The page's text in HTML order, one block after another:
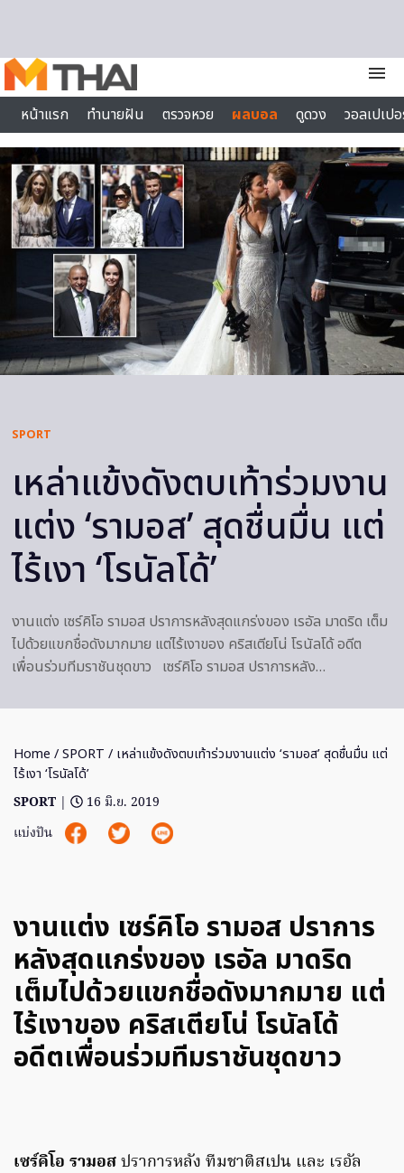
menu
หน้าแรก
ทำนายฝัน ตรวจหวย ผลบอล ดูดวง
วอลเปเป
ไลฟ์สไตล์
SPORT
เหล่าแข้งดังตบเท้าร่วมงาน
แต่ง ‘รามอส’ สุดชื่นมื่น แต่
ไร้เงา ‘โรนัลโด้’
งานแต่ง เซร์คิโอ รามอส ปราการหลังสุดแกร่งของ เรอัล มาดริด เต็ม
ไปด้วยแขกชื่อดังมากมาย แต่ไร้เงาของ คริสเตียโน่ โรนัลโด้ อดีต
เพื่อนร่วมทีมราชันชุดขาว เซร์คิโอ รามอส ปราการหลัง…
Home /SPORT / เหล่าแข้งดังตบเท้าร่วมงานแต่ง ‘รามอส’ สุดชื่นมื่น แต่
ไร้เงา ‘โรนัลโด้’
SPORT |
16 มิ.ย. 2019
แบ่งปัน
งานแต่ง เซร์คิโอ รามอส ปราการ
หลังสุดแกร่งของ เรอัล มาดริด
เต็มไปด้วยแขกชื่อดังมากมาย แต่
ไร้เงาของ คริสเตียโน่ โรนัลโด้
อดีตเพื่อนร่วมทีมราชันชุดขาว
เซร์คิโอ รามอสปราการหลัง ทีมชาติสเปน และ เรอัล